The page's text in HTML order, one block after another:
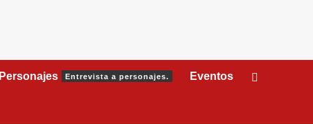
Personajes Entrevista a personajes. Eventos